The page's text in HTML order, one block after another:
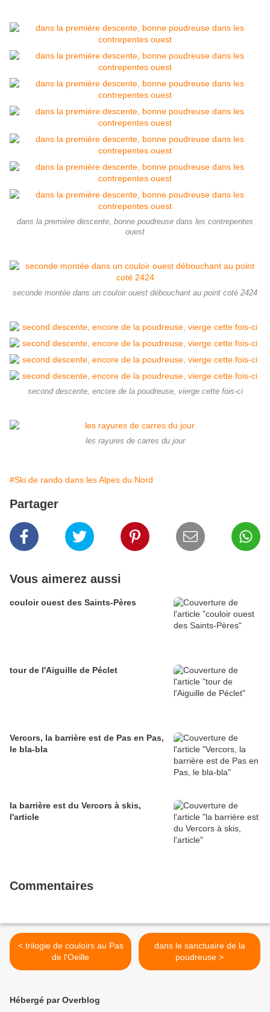
dans la première descente, bonne poudreuse dans les contrepentes
ouest
seconde montée dans un couloir ouest débouchant au point coté 2424
second descente, encore de la poudreuse, vierge cette fois-ci
les rayures de carres du jour
#Ski de rando dans les Alpes du Nord
Partager
Vous aimerez aussi
couloir ouest des Saints-Pères
tour de l'Aiguille de Péclet
Vercors, la barrière est de Pas en Pas,
le bla-bla
la barrière est du Vercors à skis,
l'article
Commentaires
< trilogie de couloirs au Pas
de l'Oeille
dans le sanctuaire de la
poudreuse >
Hébergé par Overblog